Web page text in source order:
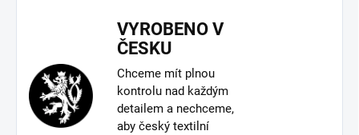
VYROBENO V
ČESKU
Chceme mít plnou
kontrolu nad každým
detailem a nechceme,
aby český textilní